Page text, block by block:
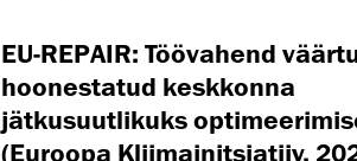
EU-REPAIR: Töövahend
hoonestatud keskkonna
jätkusuutlikuks
(Euroopa Kliimainitsiatiiv,